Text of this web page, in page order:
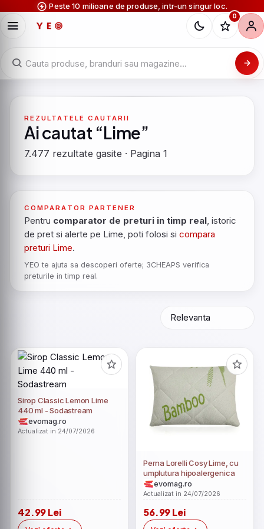
Peste 10 milioane de produse, intr-un singur loc.
0
REZULTATELE CAUTARII
Ai cautat “Lime”
7.477 rezultate gasite · Pagina 1
COMPARATOR PARTENER
Pentru comparator de preturi in timp real, istoric
de pret si alerte pe Lime, poti folosi si compara
preturi Lime.
YEO te ajuta sa descoperi oferte; 3CHEAPS verifica
preturile in timp real.
Sirop Classic Lemon Lime
440 ml - Sodastream
evomag.ro
Actualizat in 24/07/2026
42.99 Lei
Perna Lorelli Cosy Lime, cu
umplutura hipoalergenica
evomag.ro
Actualizat in 24/07/2026
56.99 Lei